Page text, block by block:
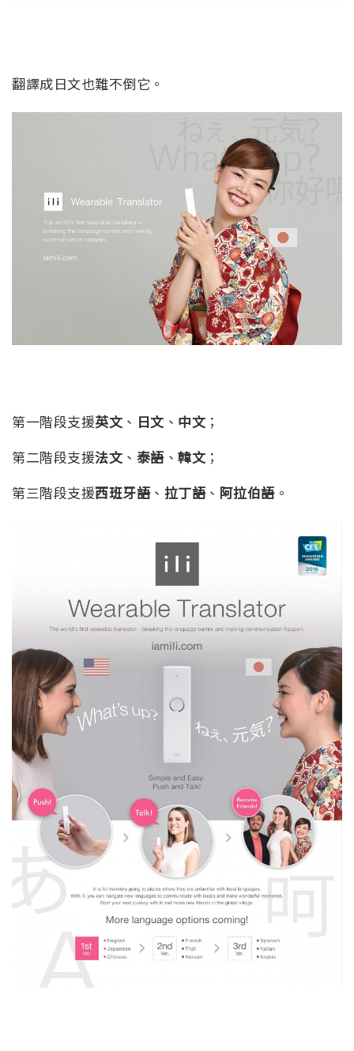
翻譯成日文也難不倒它。
第一階段支援英文、 日文、 中文；
第二階段支援法文、 泰語、 韓文；
第三階段支援西班牙語、 拉丁語、 阿拉伯語。